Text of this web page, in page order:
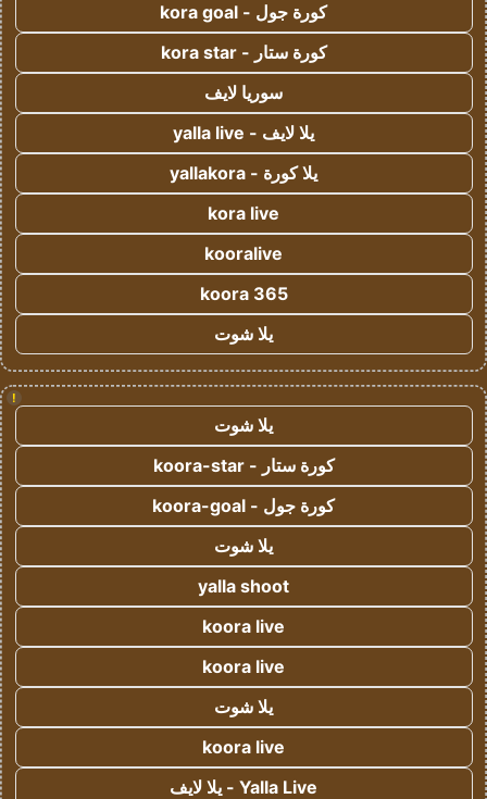
كورة جول - kora goal
كورة ستار - kora star
سوريا لايف
يلا لايف - yalla live
يلا كورة - yallakora
kora live
kooralive
koora 365
يلا شوت
!
يلا شوت
كورة ستار - koora-star
كورة جول - koora-goal
يلا شوت
yalla shoot
koora live
koora live
يلا شوت
koora live
Yalla Live - يلا لايف